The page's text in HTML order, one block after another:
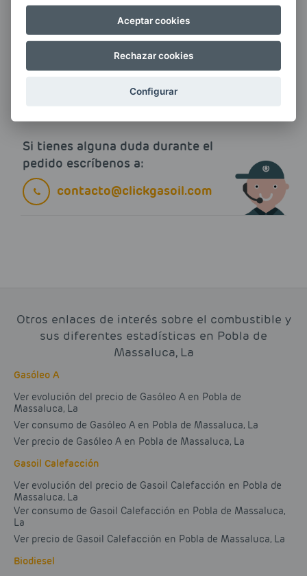
Quiero recibir las últimas novedades de AVIA
ENERGIAS por cualquier medio, incluido
electrónico.Más información
Si tienes alguna duda durante el
pedido escríbenos a:
contacto@clickgasoil.com
Otros enlaces de interés sobre el combustible y
sus diferentes estadísticas en Pobla de
Massaluca, La
Gasóleo A
Ver evolución del precio de Gasóleo A en Pobla de
Massaluca, La
Ver consumo de Gasóleo A en Pobla de Massaluca, La
Ver precio de Gasóleo A en Pobla de Massaluca, La
Gasoil Calefacción
Ver evolución del precio de Gasoil Calefacción en Pobla de
Massaluca, La
Ver consumo de Gasoil Calefacción en Pobla de Massaluca,
La
Ver precio de Gasoil Calefacción en Pobla de Massaluca, La
Biodiesel
Aceptar cookies
Rechazar cookies
Configurar